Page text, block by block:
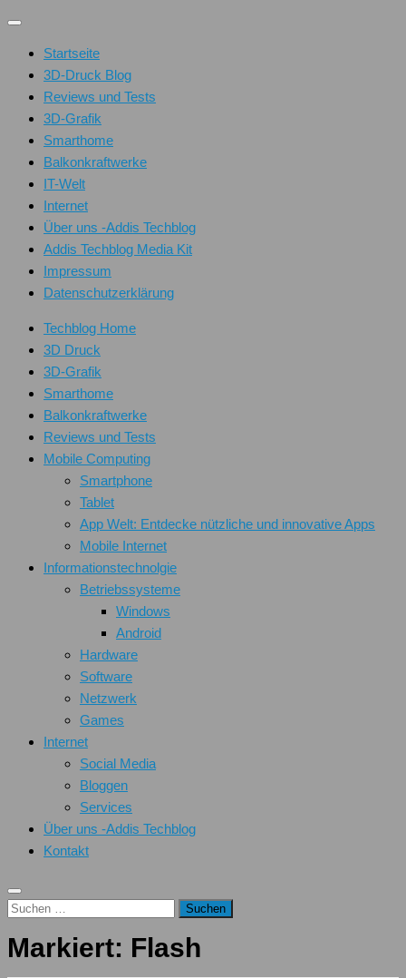
Unter
Inhalt
Startseite
3D-Druck Blog
Reviews und Tests
3D-Grafik
Smarthome
Balkonkraftwerke
IT-Welt
Internet
Über uns -Addis Techblog
Addis Techblog Media Kit
Impressum
Datenschutzerklärung
Techblog Home
3D Druck
3D-Grafik
Smarthome
Balkonkraftwerke
Reviews und Tests
Mobile Computing
Smartphone
Tablet
App Welt: Entdecke nützliche und innovative Apps
Mobile Internet
Informationstechnolgie
Betriebssysteme
Windows
Android
Hardware
Software
Netzwerk
Games
Internet
Social Media
Bloggen
Services
Über uns -Addis Techblog
Kontakt
Suchen
Markiert: Flash